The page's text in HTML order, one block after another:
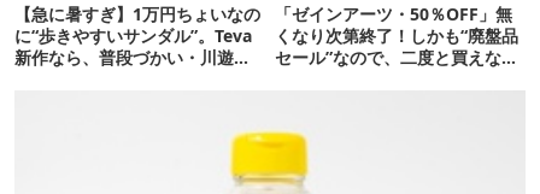
【急に暑すぎ】1万円ちょいなの
に“歩きやすいサンダル”。Teva
新作なら、普段づかい・川遊
「ゼインアーツ・50％OFF」無
くなり次第終了！しかも“廃盤品
セール”なので、二度と買えない